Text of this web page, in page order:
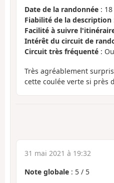
Date de la randonnée :
Fiabilité de la description
Facilité à suivre
Intérêt du circuit de
Circuit très fréquenté :
Très agréablement
cette coulée verte si près
31 mai 2021 à 19:32
Note globale : 5 / 5